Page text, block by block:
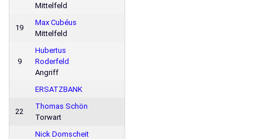
Mittelfeld
19
Max Cubéus
Mittelfeld
9
Hubertus
Roderfeld
Angriff
ERSATZBANK
22
Thomas Schön
Torwart
Nick Domscheit